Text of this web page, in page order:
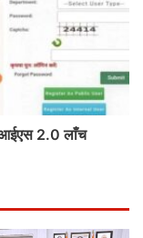
2.0 लाँच